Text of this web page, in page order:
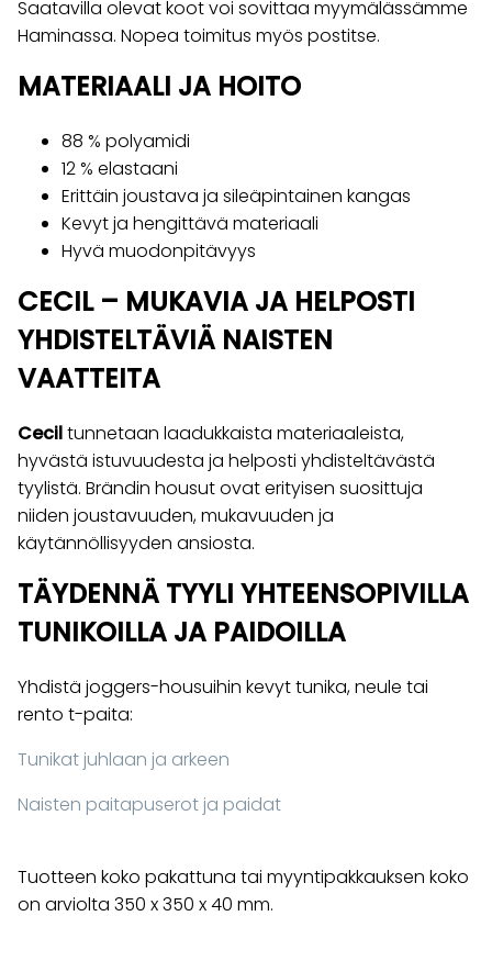
Saatavilla olevat koot voi sovittaa myymälässämme
Haminassa. Nopea toimitus myös postitse.
MATERIAALI JA HOITO
88 % polyamidi
12 % elastaani
Erittäin joustava ja sileäpintainen kangas
Kevyt ja hengittävä materiaali
Hyvä muodonpitävyys
CECIL – MUKAVIA JA HELPOSTI
YHDISTELTÄVIÄ NAISTEN
VAATTEITA
Ceciltunnetaan laadukkaista materiaaleista,
hyvästä istuvuudesta ja helposti yhdisteltävästä
tyylistä. Brändin housut ovat erityisen suosittuja
niiden joustavuuden, mukavuuden ja
käytännöllisyyden ansiosta.
TÄYDENNÄ TYYLI YHTEENSOPIVILLA
TUNIKOILLA JA PAIDOILLA
Yhdistä joggers-housuihin kevyt tunika, neule tai
rento t-paita:
Tunikat juhlaan ja arkeen
Naisten paitapuserot ja paidat
Tuotteen koko pakattuna tai myyntipakkauksen koko
on arviolta 350 x 350 x 40 mm.